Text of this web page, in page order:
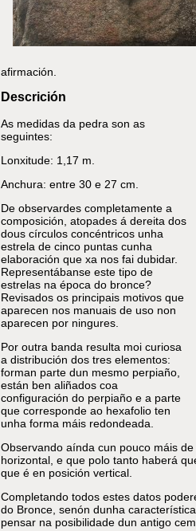
afirmación.
Descrición
As medidas da pedra son as
seguintes:
Lonxitude: 1,17 m.
Anchura: entre 30 e 27 cm.
De observardes completamente a
composición, atopades á dereita dos
dous círculos concéntricos unha
estrela de cinco puntas cunha
elaboración que xa nos fai dubidar.
Representábanse este tipo de
estrelas na época do bronce?
Revisados os principais motivos que
aparecen nos manuais de uso non
aparecen por ningures.
Por outra banda resulta moi curiosa
a distribución dos tres elementos:
forman parte dun mesmo perpiaño,
están ben aliñados coa
configuración do perpiaño e a parte
que corresponde ao hexafolio ten
unha forma máis redondeada.
Observando aínda cun pouco máis
horizontal, e que polo tanto haberá
que é en posición vertical.
Completando todos estes datos
do Bronce, senón dunha
pensar na posibilidade dun antigo